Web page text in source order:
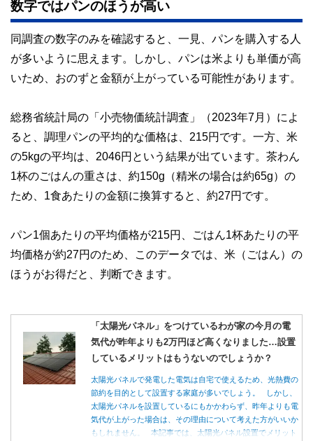
数字ではパンのほうが高い
同調査の数字のみを確認すると、一見、パンを購入する人
が多いように思えます。しかし、パンは米よりも単価が高
いため、おのずと金額が上がっている可能性があります。
総務省統計局の「小売物価統計調査」（2023年7月）によ
ると、調理パンの平均的な価格は、215円です。一方、米
の5kgの平均は、2046円という結果が出ています。茶わん
1杯のごはんの重さは、約150g（精米の場合は約65g）の
ため、1食あたりの金額に換算すると、約27円です。
パン1個あたりの平均価格が215円、ごはん1杯あたりの平
均価格が約27円のため、このデータでは、米（ごはん）の
ほうがお得だと、判断できます。
「太陽光パネル」をつけているわが家の今月の電
気代が昨年よりも2万円ほど高くなりました…設置
しているメリットはもうないのでしょうか？
太陽光パネルで発電した電気は自宅で使えるため、光熱費の
節約を目的として設置する家庭が多いでしょう。 しかし、
太陽光パネルを設置しているにもかかわらず、昨年よりも電
気代が上がった場合は、その理由について考えた方がいいか
もしれません。 本記事では、太陽光パネル設置でメリット